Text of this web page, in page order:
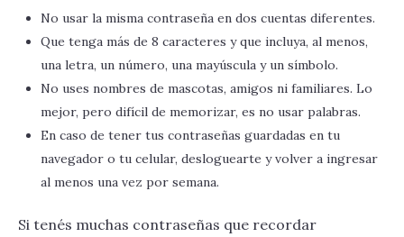
No usar la misma contraseña en dos cuentas diferentes.
Que tenga más de 8 caracteres y que incluya, al menos,
una letra, un número, una mayúscula y un símbolo.
No uses nombres de mascotas, amigos ni familiares. Lo
mejor, pero difícil de memorizar, es no usar palabras.
En caso de tener tus contraseñas guardadas en tu
navegador o tu celular, desloguearte y volver a ingresar
al menos una vez por semana.
Si tenés muchas contraseñas que recordar